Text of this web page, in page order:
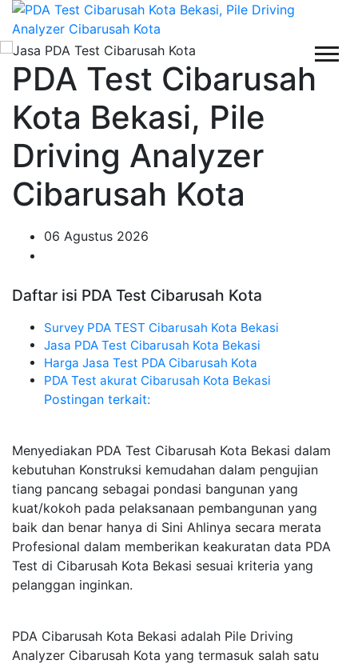
PDA Test Cibarusah
Kota Bekasi, Pile
Driving Analyzer
Cibarusah Kota
06 Agustus 2026
Daftar isi PDA Test Cibarusah Kota
Survey PDA TEST Cibarusah Kota Bekasi
Jasa PDA Test Cibarusah Kota Bekasi
Harga Jasa Test PDA Cibarusah Kota
PDA Test akurat Cibarusah Kota Bekasi
Postingan terkait:
Menyediakan PDA Test Cibarusah Kota Bekasi dalam
kebutuhan Konstruksi kemudahan dalam pengujian
tiang pancang sebagai pondasi bangunan yang
kuat/kokoh pada pelaksanaan pembangunan yang
baik dan benar hanya di Sini Ahlinya secara merata
Profesional dalam memberikan keakuratan data PDA
Test di Cibarusah Kota Bekasi sesuai kriteria yang
pelanggan inginkan.
PDA Cibarusah Kota Bekasi adalah Pile Driving
Analyzer Cibarusah Kota yang termasuk salah satu